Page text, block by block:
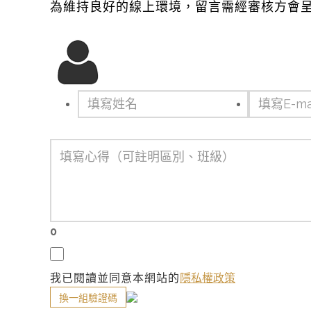
為維持良好的線上環境，留言需經審核方會
0
我已閱讀並同意本網站的 隱私權政策
換一組驗證碼